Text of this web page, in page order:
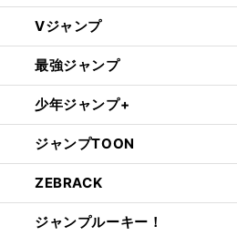
Vジャンプ
最強ジャンプ
少年ジャンプ+
ジャンプTOON
ZEBRACK
ジャンプルーキー！